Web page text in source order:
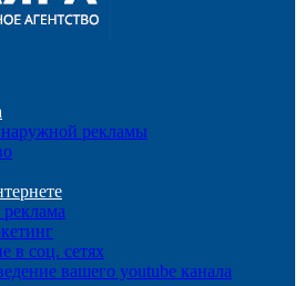
рекламы
в соц. сетях
вашего youtube канала